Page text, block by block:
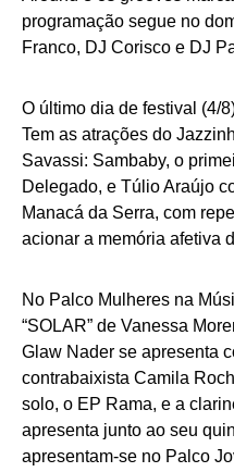
programação segue no
Franco, DJ Corisco e DJ
O último dia de festival (4/
Tem as atrações do
Savassi: Sambaby, o
Delegado, e Túlio Araújo
Manacá da Serra, com
acionar a memória afetiva
No Palco Mulheres na
“SOLAR” de Vanessa
Glaw Nader se apresenta
contrabaixista Camila
solo, o EP Rama, e a
apresenta junto ao seu
apresentam-se no Palco